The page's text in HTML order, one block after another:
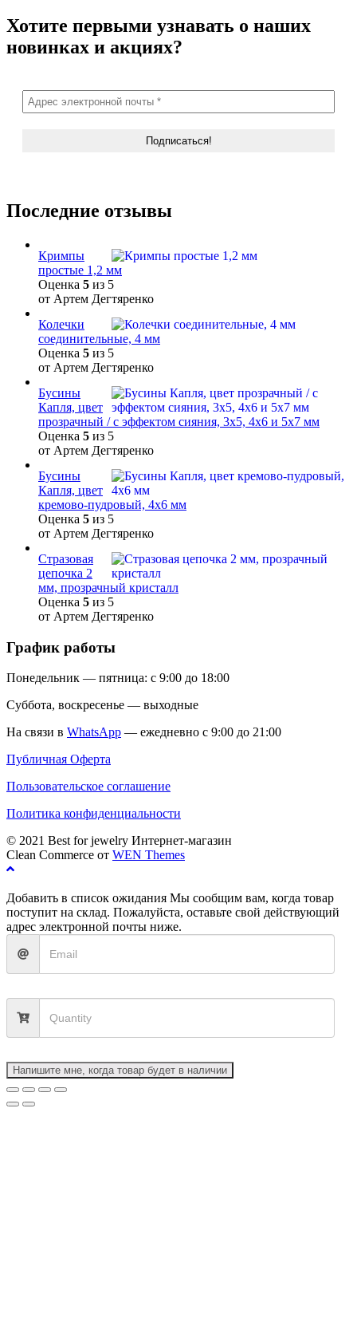
Хотите первыми узнавать о наших
новинках и акциях?
Последние отзывы
Кримпы
простые 1,2 мм
Оценка 5 из 5
от Артем Дегтяренко
Колечки
соединительные, 4 мм
Оценка 5 из 5
от Артем Дегтяренко
Бусины
Капля, цвет
прозрачный / с эффектом сияния, 3х5, 4х6 и 5х7 мм
Оценка 5 из 5
от Артем Дегтяренко
Бусины
Капля, цвет
кремово-пудровый, 4х6 мм
Оценка 5 из 5
от Артем Дегтяренко
Стразовая
цепочка 2
мм, прозрачный кристалл
Оценка 5 из 5
от Артем Дегтяренко
График работы
Понедельник — пятница: с 9:00 до 18:00
Суббота, воскресенье — выходные
На связи в WhatsApp — ежедневно с 9:00 до 21:00
Публичная Оферта
Пользовательское соглашение
Политика конфиденциальности
© 2021 Best for jewelry Интернет-магазин
Clean Commerce от WEN Themes
Добавить в список ожидания Мы сообщим вам, когда товар
поступит на склад. Пожалуйста, оставьте свой действующий
адрес электронной почты ниже.
Напишите мне, когда товар будет в наличии